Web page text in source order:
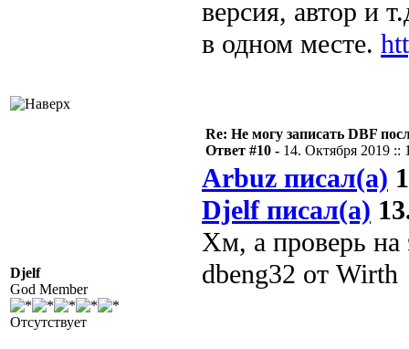
версия, автор и
в одном месте.
Djelf
God Member
Отсутствует
Re: Не могу записать DBF
Ответ #10 - 14. Октября 2019 ::
Arbuz писал(а)
Djelf писал(а)
Хм, а проверь на
dbeng32 от Wirth